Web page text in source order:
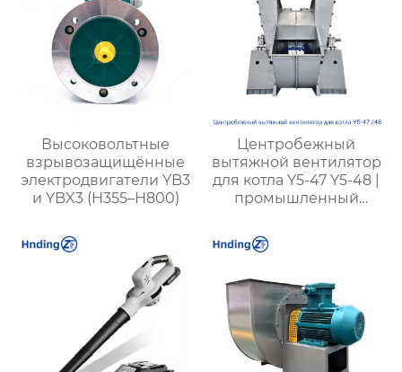
Высоковольтные
взрывозащищённые
электродвигатели YB3
и YBX3 (H355–H800)
Центробежный
вытяжной вентилятор
для котла Y5-47 Y5-48 |
промышленный
для котла |
высокоэффективный
для удаления пыли |
подходит для угля
любого качества